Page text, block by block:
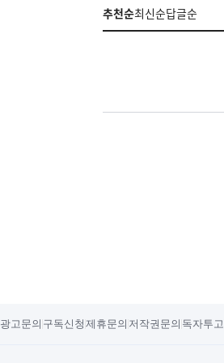
추천순최신순답글순
광고문의 구독신청 제휴문의 저작권문의 독자투고